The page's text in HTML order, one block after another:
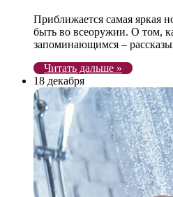
Приближается самая яркая
быть во всеоружии. О том,
запоминающимся –
Читать дальше »
18 декабря